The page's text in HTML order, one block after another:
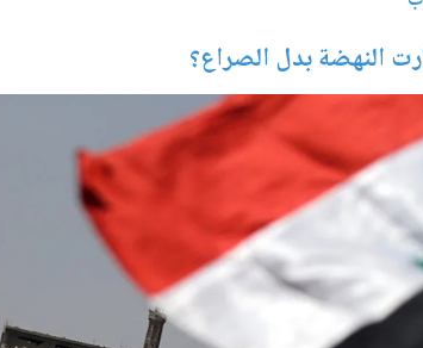
النهضة بدل الصراع؟